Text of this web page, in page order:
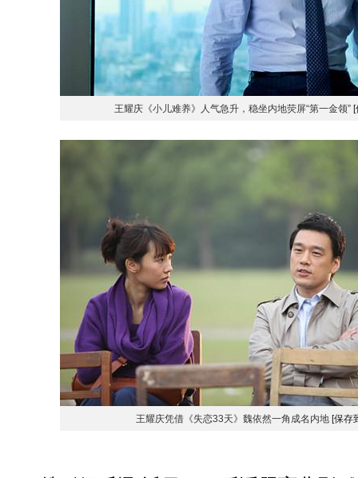
王耀庆《小儿难养》人气急升，稳坐内地荧屏“第一金领”
王耀庆凭借《失恋33天》魏依然一角成名内地 [保存